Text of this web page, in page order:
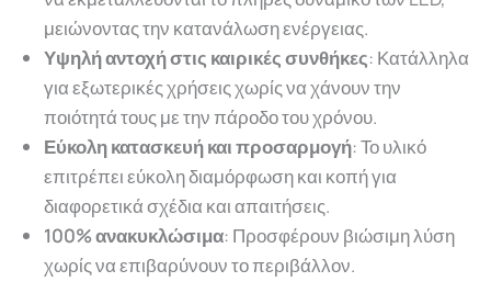
μειώνοντας την κατανάλωση ενέργειας.
Υψηλή αντοχή στις καιρικές συνθήκες: Κατάλληλα
για εξωτερικές χρήσεις χωρίς να χάνουν την
ποιότητά τους με την πάροδο του χρόνου.
Εύκολη κατασκευή και προσαρμογή: Το υλικό
επιτρέπει εύκολη διαμόρφωση και κοπή για
διαφορετικά σχέδια και απαιτήσεις.
100% ανακυκλώσιμα: Προσφέρουν βιώσιμη λύση
χωρίς να επιβαρύνουν το περιβάλλον.